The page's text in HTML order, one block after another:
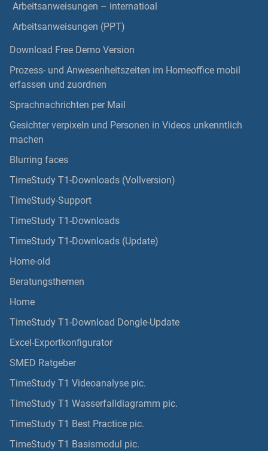
Arbeitsanweisungen – internatioal
Arbeitsanweisungen (PPT)
Download Free Demo Version
Prozess- und Anwesenheitszeiten im Homeoffice mobil
erfassen und zuordnen
Sprachnachrichten per Mail
Gesichter verpixeln und Personen in Videos unkenntlich
machen
Blurring faces
TimeStudy T1-Downloads (Vollversion)
TimeStudy-Support
TimeStudy T1-Downloads
TimeStudy T1-Downloads (Update)
Home-old
Beratungsthemen
Home
TimeStudy T1-Download Dongle-Update
Excel-Exportkonfigurator
SMED Ratgeber
TimeStudy T1 Videoanalyse pic.
TimeStudy T1 Wasserfalldiagramm pic.
TimeStudy T1 Best Practice pic.
TimeStudy T1 Basismodul pic.